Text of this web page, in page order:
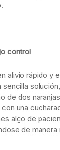
control
alivio rápido y
sencilla
de dos
una
algo de
de manera